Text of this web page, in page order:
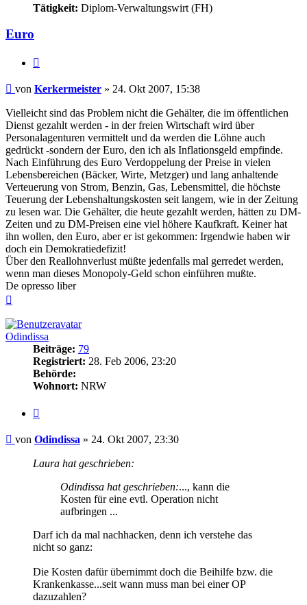
Tätigkeit: Diplom-Verwaltungswirt (FH)
Euro
Beitrag
von Kerkermeister » 24. Okt 2007, 15:38
Vielleicht sind das Problem nicht die Gehälter, die im öffentlichen
Dienst gezahlt werden - in der freien Wirtschaft wird über
Personalagenturen vermittelt und da werden die Löhne auch
gedrückt -sondern der Euro, den ich als Inflationsgeld empfinde.
Nach Einführung des Euro Verdoppelung der Preise in vielen
Lebensbereichen (Bäcker, Wirte, Metzger) und lang anhaltende
Verteuerung von Strom, Benzin, Gas, Lebensmittel, die höchste
Teuerung der Lebenshaltungskosten seit langem, wie in der Zeitung
zu lesen war. Die Gehälter, die heute gezahlt werden, hätten zu DM-
Zeiten und zu DM-Preisen eine viel höhere Kaufkraft. Keiner hat
ihn wollen, den Euro, aber er ist gekommen: Irgendwie haben wir
doch ein Demokratiedefizit!
Über den Reallohnverlust müßte jedenfalls mal gerredet werden,
wenn man dieses Monopoly-Geld schon einführen mußte.
De opresso liber
Odindissa
Beiträge: 79
Registriert: 28. Feb 2006, 23:20
Behörde:
Wohnort: NRW
Beitrag
von Odindissa » 24. Okt 2007, 23:30
Laura hat geschrieben:
Odindissa hat geschrieben:..., kann die
Kosten für eine evtl. Operation nicht
aufbringen ...
Darf ich da mal nachhacken, denn ich verstehe das
nicht so ganz:
Die Kosten dafür übernimmt doch die Beihilfe bzw. die
Krankenkasse...seit wann muss man bei einer OP
dazuzahlen?